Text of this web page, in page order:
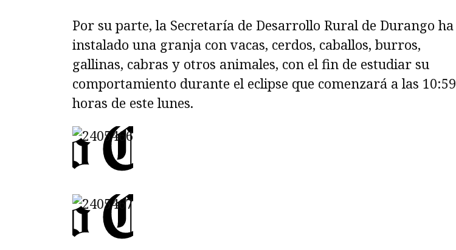
Por su parte, la Secretaría de Desarrollo Rural de Durango ha
instalado una granja con vacas, cerdos, caballos, burros,
gallinas, cabras y otros animales, con el fin de estudiar su
comportamiento durante el eclipse que comenzará a las 10:59
horas de este lunes.